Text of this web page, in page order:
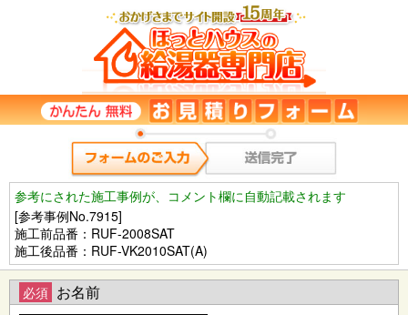
参考にされた施工事例が、コメント欄に自動記載されます
[参考事例No.7915]
施工前品番：RUF-2008SAT
施工後品番：RUF-VK2010SAT(A)
必須 お名前